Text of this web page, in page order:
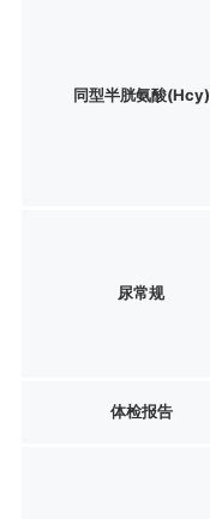
同型半胱氨酸(Hcy)
尿常规
体检报告